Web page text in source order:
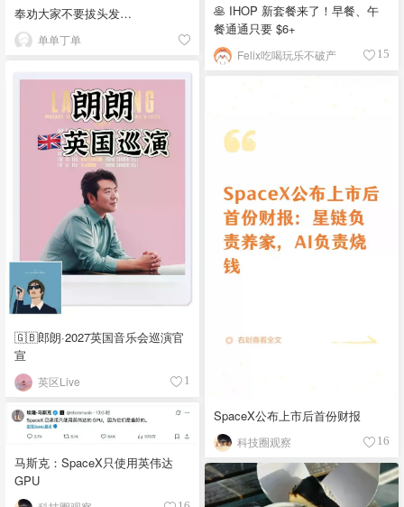
奉劝大家不要拔头发…
单单丁单
🥞 IHOP 新套餐来了！早餐、午
餐通通只要 $6+
Felix吃喝玩乐不破产 15
🇬🇧郎朗·2027英国音乐会巡演官
宣
英区Live 1
SpaceX公布上市后首份财报
科技圈观察 16
马斯克：SpaceX只使用英伟达
GPU